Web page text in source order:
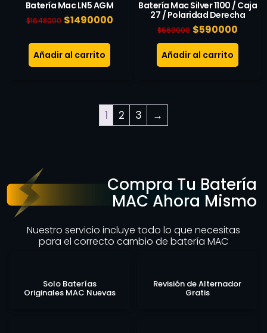
Batería Mac LN5 AGM
$1648000 $1490000
Añadir al carrito
Batería Mac Silver 1100 / Caja
27 / Polaridad Derecha
$660000 $590000
Añadir al carrito
1 2 3 →
Compra Tu Batería
MAC Ahora Mismo
Nuestro servicio incluye todo lo que necesitas
para el correcto cambio de batería MAC
Solo Baterías
Originales MAC Nuevas
Revisión de Alternador
Gratis